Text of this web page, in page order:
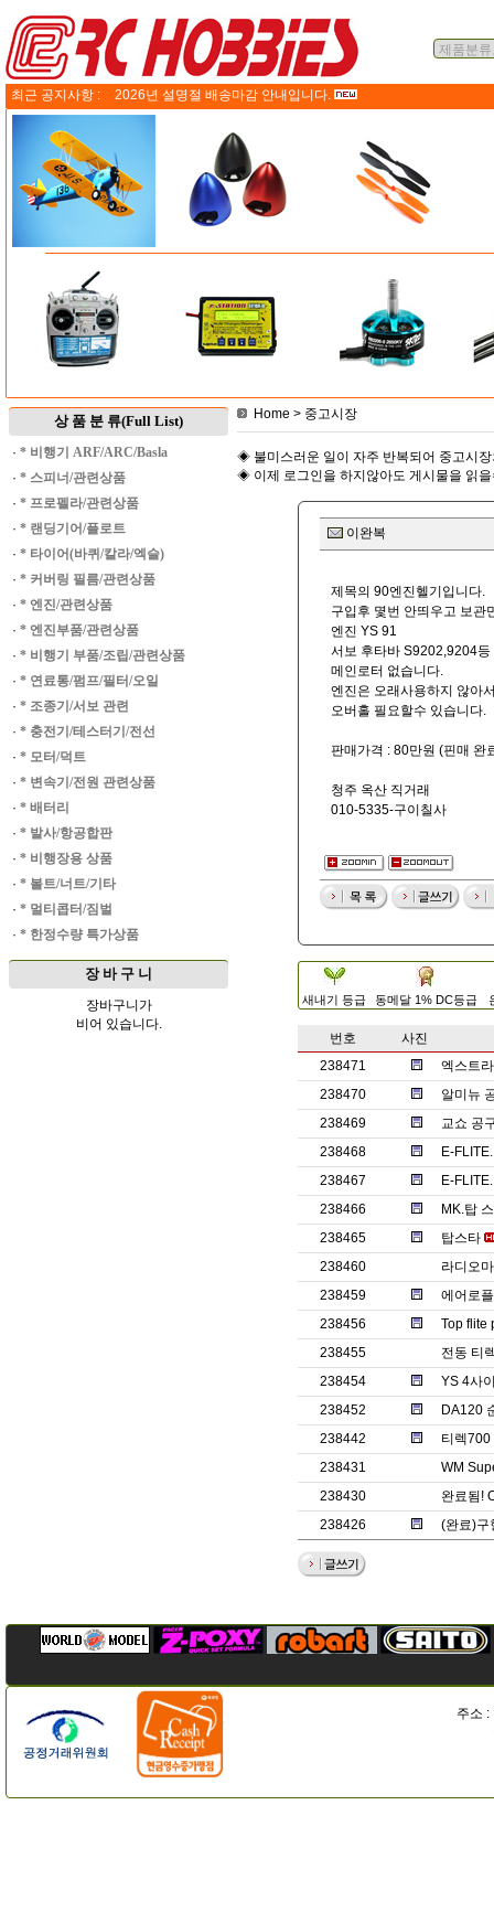
최근 공지사항 : 2026년 설명절 배송마감 안내입니다.
상 품 분 류(Full List)
· * 비행기 ARF/ARC/Basla
· * 스피너/관련상품
· * 프로펠라/관련상품
· * 랜딩기어/플로트
· * 타이어(바퀴/칼라/엑슬)
· * 커버링 필름/관련상품
· * 엔진/관련상품
· * 엔진부품/관련상품
· * 비행기 부품/조립/관련상품
· * 연료통/펌프/필터/오일
· * 조종기/서보 관련
· * 충전기/테스터기/전선
· * 모터/덕트
· * 변속기/전원 관련상품
· * 배터리
· * 발사/항공합판
· * 비행장용 상품
· * 볼트/너트/기타
· * 멀티콥터/짐벌
· * 한정수량 특가상품
장 바 구 니
장바구니가
비어 있습니다.
Home > 중고시장
◈ 불미스러운 일이 자주 반복되어 중고시
◈ 이제 로그인을 하지않아도 게시물을 읽
이완복
제목의 90엔진헬기입니다.
구입후 몇번 안띄우고 보관
엔진 YS 91
서보 후타바 S9202,9204등
메인로터 없습니다.
엔진은 오래사용하지 않아
오버홀 필요할수 있습니다.
판매가격 : 80만원 (핀매 완
청주 옥산 직거래
010-5335-구이칠사
새내기 등급 동메달 1% DC등급
번호
사진
238471
엑스트라
238470
알미뉴
238469
교쇼 공
238468
E-
238467
E-FLITE.
238466
MK.탑
238465
탑스타
238460
라디오
238459
에어로
238456
Top flite
238455
전동 티
238454
YS 4사
238452
DA120
238442
티렉700
238431
WM
238430
완료됨!
238426
(완료)구
주소